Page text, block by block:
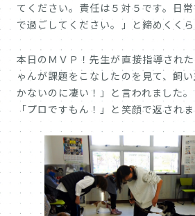
てください。責任は５対５です。日
で過ごしてください。」と締めくくら
本日のＭＶＰ！先生が直接指導され
ゃんが課題をこなしたのを見て、飼
かないのに凄い！」と言われました
「プロですもん！」と笑顔で返され